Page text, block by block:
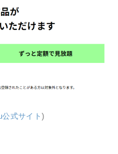
公式サイト)